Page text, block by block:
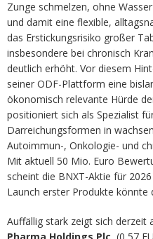
Zunge schmelzen, ohne
und damit eine flexible,
das Erstickungsrisiko großer
insbesondere bei chronisch
deutlich erhöht. Vor diesem
seiner ODF-Plattform eine
ökonomisch relevante Hürde
positioniert sich als Spezialist
Darreichungsformen in
Autoimmun-, Onkologie- und
Mit aktuell 50 Mio. Euro
scheint die BNXT-Aktie für
Launch erster Produkte könnte
Auffällig stark zeigt sich derzeit